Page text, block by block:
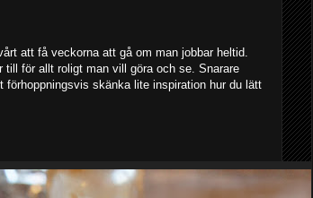
att få veckorna att gå om man jobbar heltid.
för allt roligt man vill göra och se. Snarare
förhoppningsvis skänka lite inspiration hur du lätt